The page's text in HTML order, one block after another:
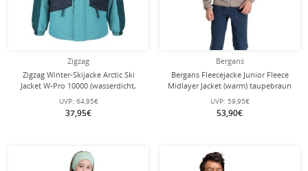
Zigzag
Zigzag Winter-Skijacke Arctic Ski
Jacket W-Pro 10000 (wasserdicht,
winddicht) storm blau Kinder
UVP: 64,95€
37,95€
Bergans
Bergans Fleecejacke Junior Fleece
Midlayer Jacket (warm) taupebraun
Kinder
UVP: 59,95€
53,90€